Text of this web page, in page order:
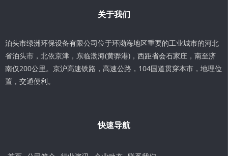
关于我们
泊头市绿洲环保设备有限公司位于环渤海地区重要的工业城市的河北
省泊头市，北依京津，东临渤海(黄骅港)，西距省会石家庄，南至济
南仅200公里。京沪高速铁路，高速公路，104国道贯穿本市，地理位
置，交通便利。
快速导航